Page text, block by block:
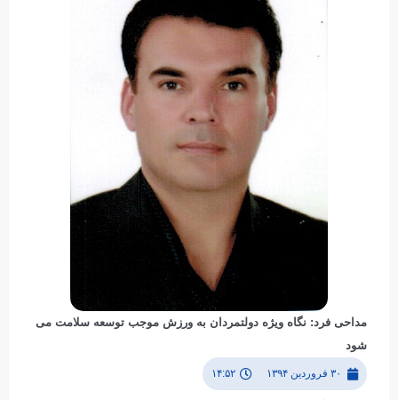
مداحی فرد: نگاه ویژه دولتمردان به ورزش موجب توسعه سلامت می
شود
۳۰ فروردین ۱۳۹۴ ۱۴:۵۲